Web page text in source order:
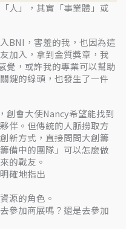
人」，其實「事業體」或
BNI，害羞的我，也因為這
加入，拿到金質獎章，我
覺，或許我的專業可以幫助
鍵的線頭，也發生了一件
創會大使Nancy希望能找到
伴。但傳統的人脈撈取方
新方式，直接問問大創籌
備中的團隊」可以怎麼做
的戰友。
確地指出
源的角色。
參加商展嗎？還是去參加